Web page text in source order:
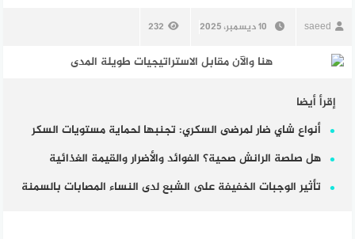
saeed 10 ديسمبر، 2025 232
إقرأ أيضا
أنواع شاي ضار لمرضى السكري: تجنبها لحماية مستويات السكر
هل صلصة الرانش صحية؟ الفوائد والأضرار والقيمة الغذائية
تأثير الوجبات الخفيفة على الشبع لدى النساء المصابات بالسمنة